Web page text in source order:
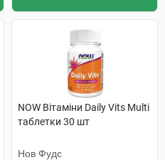
NOW Вітаміни Daily Vits Multi
таблетки 30 шт
Нов Фудс